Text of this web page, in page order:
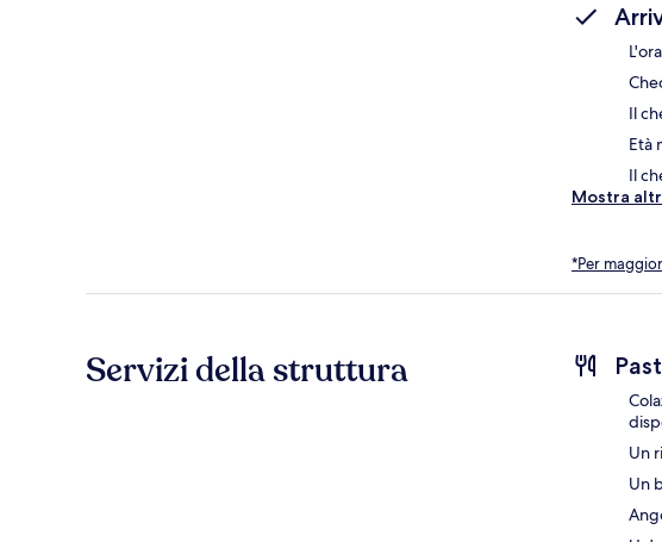
Il
Età
Il
Mostra
*Per
Servizi della struttura
Un
Un